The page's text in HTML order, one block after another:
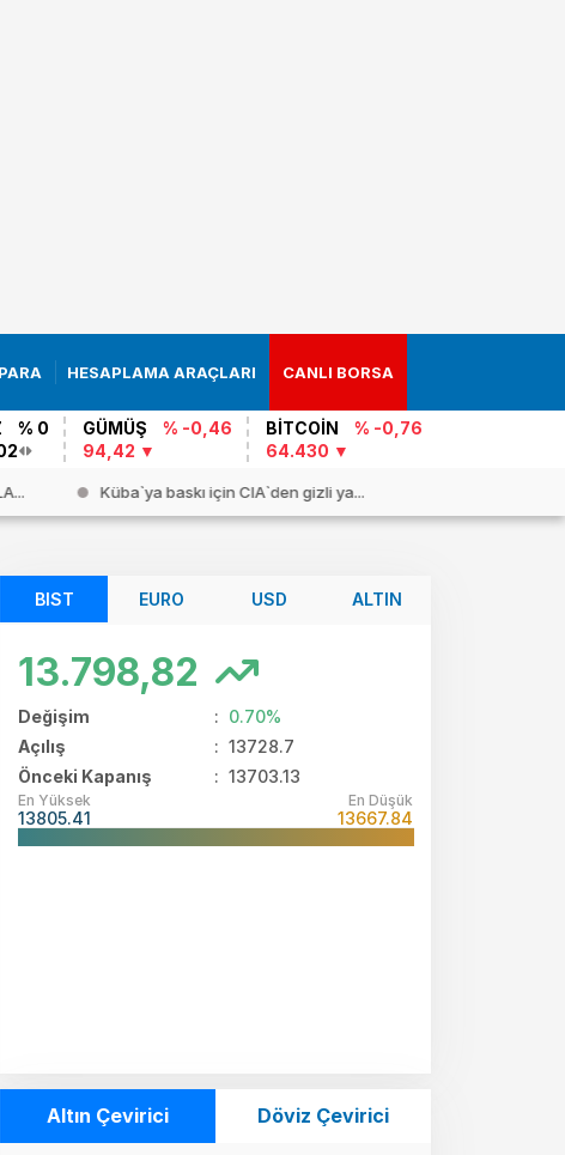
HESAPLAMA ARAÇLARI CANLI BORSA
% 0
GÜMÜŞ
% -0,46
94,42
BİTCOİN
% -0,76
64.430
Küba`ya baskı için CIA`den gizli ya...
BIST EURO USD ALTIN
13.798,82
Değişim : 0.70%
Açılış
: 13728.7
Önceki Kapanış
: 13703.13
En Yüksek
13805.41
En Düşük
13667.84
Altın Çevirici Döviz Çevirici